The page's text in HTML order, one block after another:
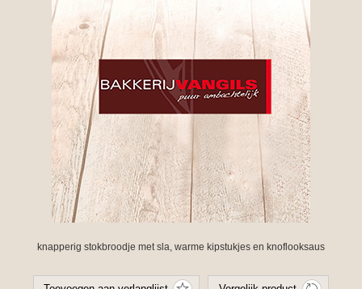
knapperig stokbroodje met sla, warme kipstukjes en knoflooksaus